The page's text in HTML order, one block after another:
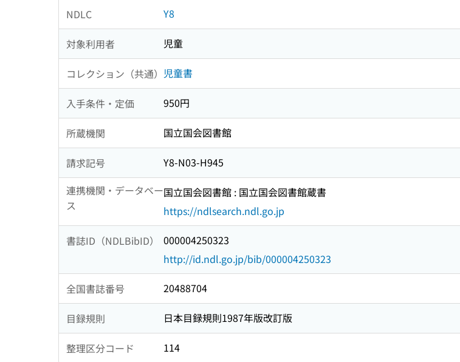
NDLC Y8
対象利用者 児童
コレクション（共通） 児童書
入手条件・定価 950円
所蔵機関 国立国会図書館
請求記号
Y8-N03-H945
連携機関・データベー
ス
国立国会図書館 : 国立国会図書館蔵書
https://ndlsearch.ndl.go.jp
書誌ID（NDLBibID）
000004250323
http://id.ndl.go.jp/bib/000004250323
全国書誌番号 20488704
目録規則 日本目録規則1987年版改訂版
整理区分コード 114